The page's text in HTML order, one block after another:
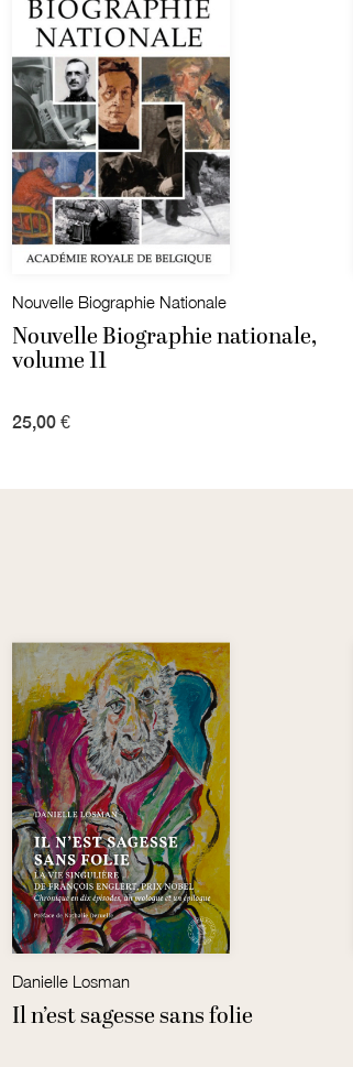
Nouvelle Biographie Nationale
Nouvelle Biographie nationale,
volume 11
25,00 €
Danielle Losman
Il n’est sagesse sans folie